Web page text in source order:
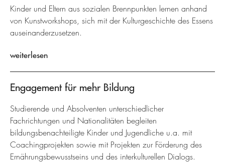
Kinder und Eltern aus sozialen Brennpunkten lernen anhand
von Kunstworkshops, sich mit der Kulturgeschichte des Essens
auseinanderzusetzen.
weiterlesen
Engagement für mehr Bildung
Studierende und Absolventen unterschiedlicher
Fachrichtungen und Nationalitäten begleiten
bildungsbenachteiligte Kinder und Jugendliche u.a. mit
Coachingprojekten sowie mit Projekten zur Förderung des
Ernährungsbewusstseins und des interkulturellen Dialogs.